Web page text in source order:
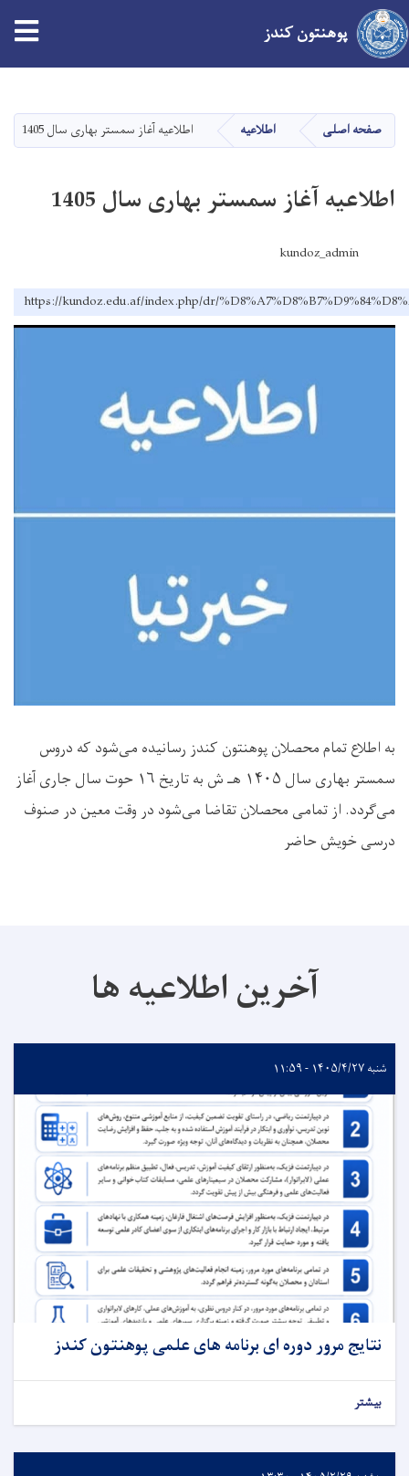
main
content
پوهنتون کندز
صفحه اصلی اطلاعیه اطلاعیه آغاز سمستر بهاری سال 1405
اطلاعیه آغاز سمستر بهاری سال 1405
kundoz_admin
https://kundoz.edu.af/index.php/dr/
به اطلاع تمام محصلان پوهنتون کندز رسانیده می‌شود که دروس
سمستر بهاری سال ۱۴۰۵ هـ ش به تاریخ ۱۶ حوت سال جاری آغاز
می‌گردد. از تمامی محصلان تقاضا می‌شود در وقت معین در صنوف
درسی خویش حاضر
آخرین اطلاعیه ها
شنبه ۱۴۰۵/۴/۲۷ - ۱۱:۵۹
نتایج مرور دوره ای برنامه های علمی پوهنتون کندز
بیشتر